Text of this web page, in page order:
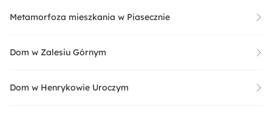
Metamorfoza mieszkania w Piasecznie
Dom w Zalesiu Górnym
Dom w Henrykowie Uroczym